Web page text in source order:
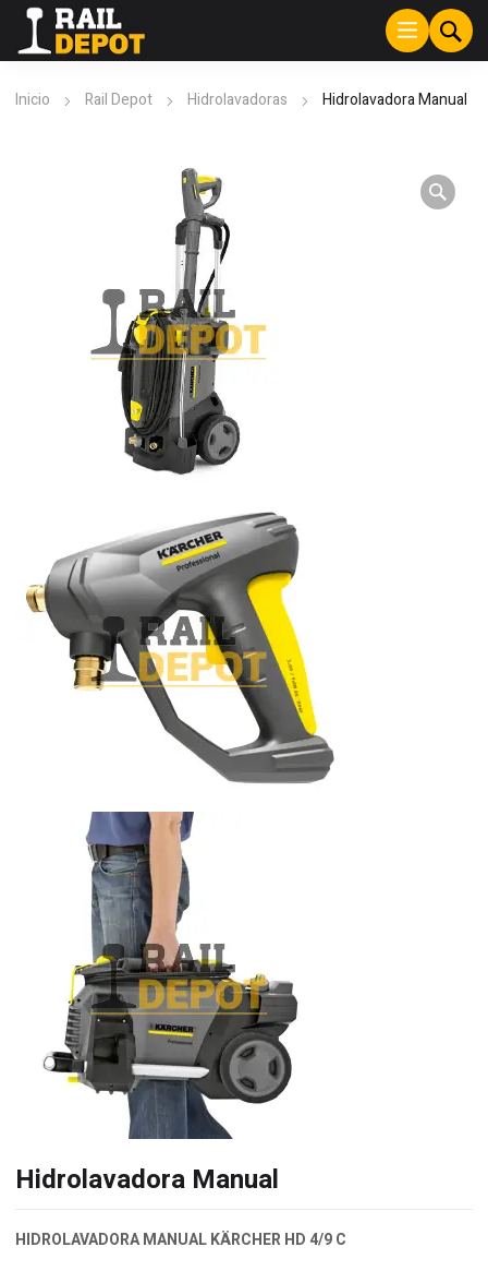
Inicio Rail Depot Hidrolavadoras Hidrolavadora Manual
Hidrolavadora Manual
HIDROLAVADORA MANUAL KÄRCHER HD 4/9 C